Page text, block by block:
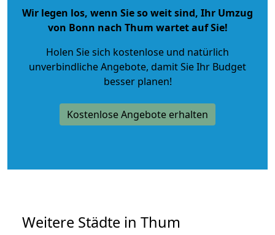
Wir legen los, wenn Sie so weit sind, Ihr Umzug
von Bonn nach Thum wartet auf Sie!
Holen Sie sich kostenlose und natürlich
unverbindliche Angebote, damit Sie Ihr Budget
besser planen!
Kostenlose Angebote erhalten
Weitere Städte in Thum